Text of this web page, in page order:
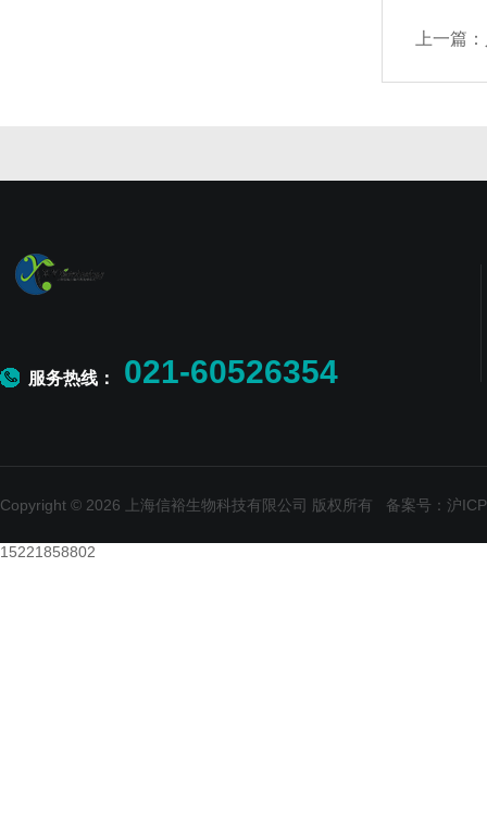
上一篇：
服务热线： 021-60526354
Copyright © 2026 上海信裕生物科技有限公司 版权所有 备案号：沪
15221858802